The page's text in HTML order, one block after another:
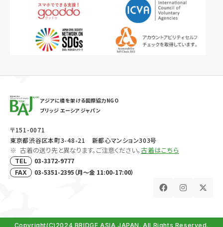
アジアに橋を架ける国際協力NGO
ブリッジ エーシア ジャパン
〒151-0071
東京都渋谷区本町3-48-21 新都心マンション303号
古着の送り先と異なります。ご注意ください。古着はこちら
TEL 03-3372-9777
FAX 03-5351-2395（月～金 11:00-17:00）
Copyright(C)2024 BRIDGE ASIA JAPAN. All Rights Reserved.